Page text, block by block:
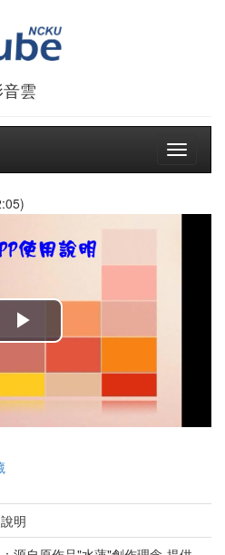
雲
Toggle
播
放
影
明